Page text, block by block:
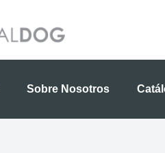
Sobre Nosotros